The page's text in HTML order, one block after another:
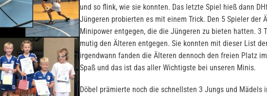
und so flink, wie sie konnten. Das letzte Spiel hieß dann
Jüngeren probierten es mit einem Trick. Den 5 Spieler der
Minipower entgegen, die die Jüngeren zu bieten hatten. 3
mutig den Älteren entgegen. Sie konnten mit dieser List
irgendwann fanden die Älteren dennoch den freien Platz
Spaß und das ist das aller Wichtigste bei unseren Minis.
Döbel prämierte noch die schnellsten 3 Jungs und Mädels